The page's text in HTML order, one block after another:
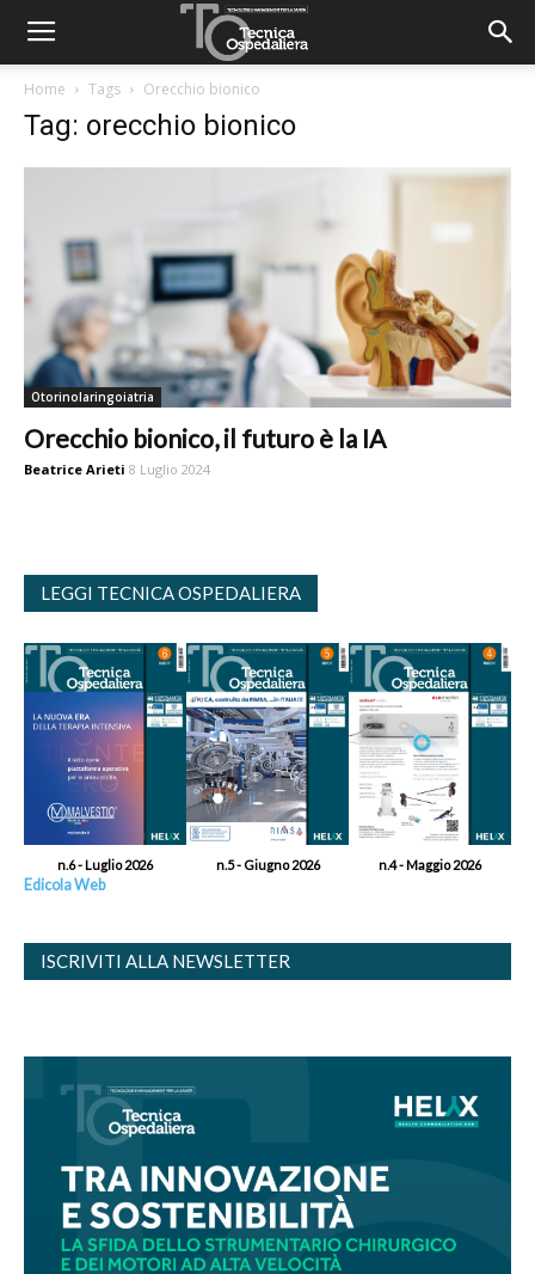
Home Tags Orecchio bionico
Tag: orecchio bionico
Otorinolaringoiatria
Orecchio bionico, il futuro è la IA
Beatrice Arieti 8 Luglio 2024
LEGGI TECNICA OSPEDALIERA
n.6 - Luglio 2026 n.5 - Giugno 2026 n.4 - Maggio 2026
Edicola Web
ISCRIVITI ALLA NEWSLETTER